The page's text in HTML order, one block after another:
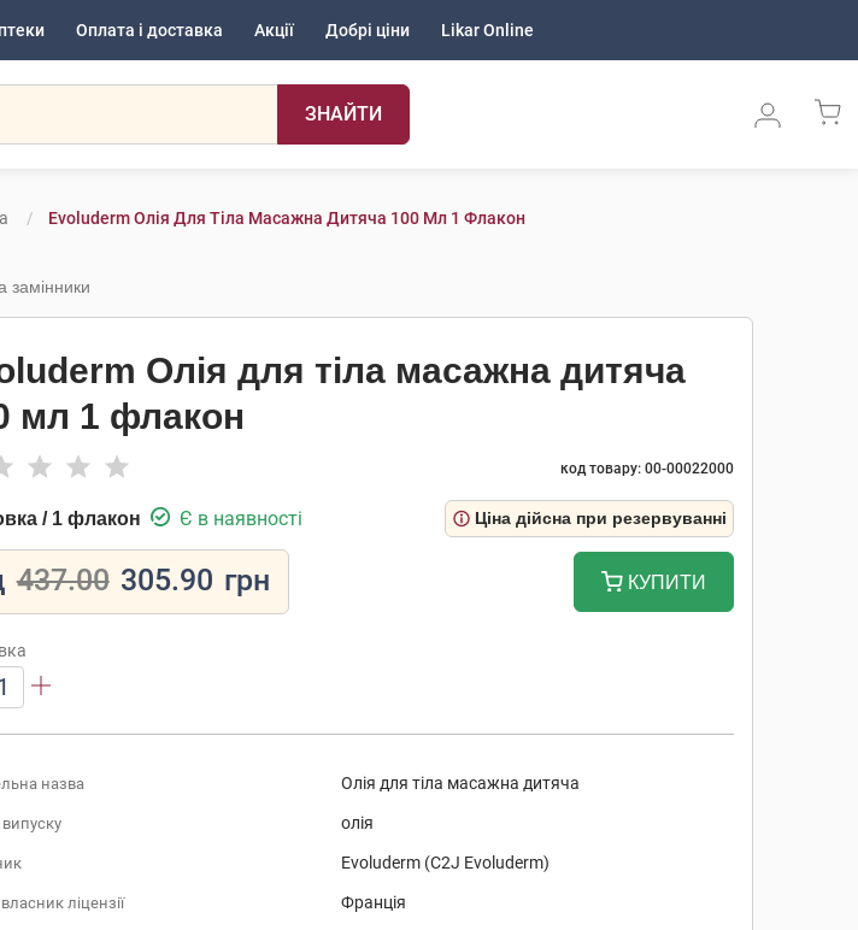
Оплата і доставка Акції Добрі ціни Likar Online
ЗНАЙТИ
Evoluderm Олія Для Тіла Масажна Дитяча 100 Мл 1 Флакон
замінники
Олія для тіла масажна дитяча
мл 1 флакон
код товару: 00-00022000
/ 1 флакон Є в наявності Ціна дійсна при резервуванні
437.00 305.90 грн КУПИТИ
назва Олія для тіла масажна дитяча
олія
Evoluderm (C2J Evoluderm)
ліцензії Франція